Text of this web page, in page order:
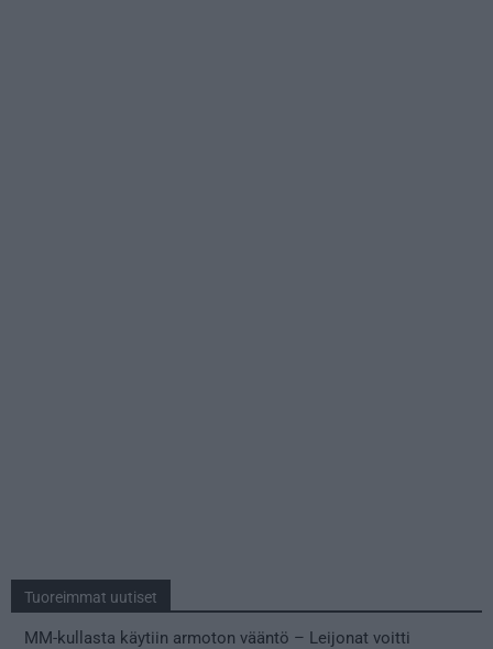
Tuoreimmat uutiset
MM-kullasta käytiin armoton vääntö – Leijonat voitti